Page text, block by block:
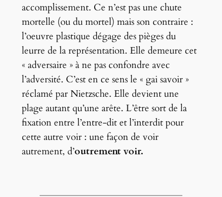
accomplissement. Ce n’est pas une chute
mortelle (ou du mortel) mais son contraire :
l’oeuvre plastique dégage des pièges du
leurre de la représentation. Elle demeure cet
« adversaire » à ne pas confondre avec
l’adversité. C’est en ce sens le « gai savoir »
réclamé par Nietzsche. Elle devient une
plage autant qu’une arête. L’être sort de la
fixation entre l’entre-dit et l’interdit pour
cette autre voir : une façon de voir
autrement, d’outrement voir.